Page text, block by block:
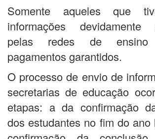
Somente aqueles que
informações devidamente
pelas redes de
pagamentos garantidos.
O processo de envio de
secretarias de educação
etapas: a da confirmação
dos estudantes no fim do